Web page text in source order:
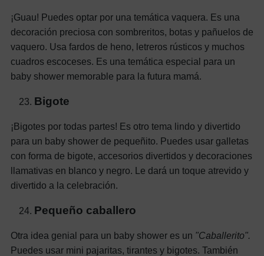
¡Guau! Puedes optar por una temática vaquera. Es una
decoración preciosa con sombreritos, botas y pañuelos de
vaquero. Usa fardos de heno, letreros rústicos y muchos
cuadros escoceses. Es una temática especial para un
baby shower memorable para la futura mamá.
Bigote
¡Bigotes por todas partes! Es otro tema lindo y divertido
para un baby shower de pequeñito. Puedes usar galletas
con forma de bigote, accesorios divertidos y decoraciones
llamativas en blanco y negro. Le dará un toque atrevido y
divertido a la celebración.
Pequeño caballero
Otra idea genial para un baby shower es un "Caballerito".
Puedes usar mini pajaritas, tirantes y bigotes. También